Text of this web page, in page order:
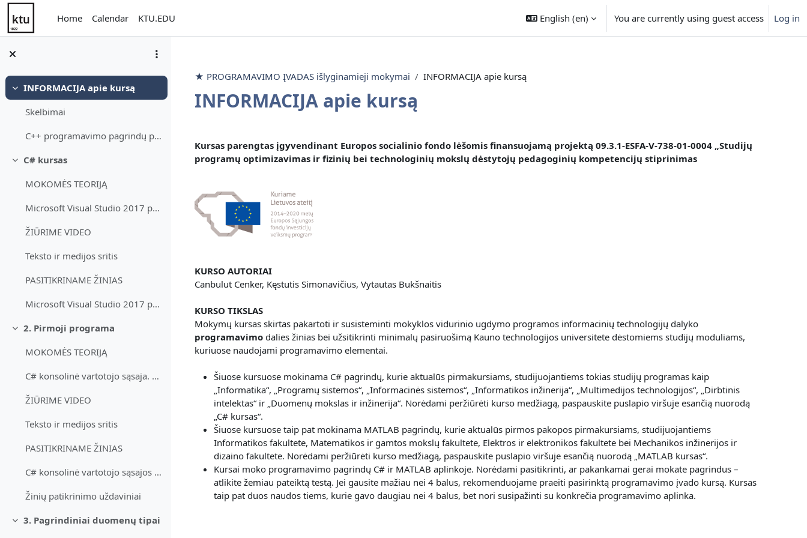
Skip to main content
Home
Calendar KTU.EDU English ‎(en)‎ You are currently using guest access Log in
Collapse
INFORMACIJA apie kursą
Skelbimai
C++ programavimo pagrindų patikrinimo testas
Collapse
C# kursas
MOKOMĖS TEORIJĄ
Microsoft Visual Studio 2017 programavimo aplinka
ŽIŪRIME VIDEO
Teksto ir medijos sritis
PASITIKRINAME ŽINIAS
Microsoft Visual Studio 2017 programavimo aplinkos testas
Collapse
2. Pirmoji programa
MOKOMĖS TEORIJĄ
C# konsolinė vartotojo sąsaja. Pirmoji programa
ŽIŪRIME VIDEO
Teksto ir medijos sritis
PASITIKRINAME ŽINIAS
C# konsolinė vartotojo sąsajos testas
Žinių patikrinimo uždaviniai
Collapse
3. Pagrindiniai duomenų tipai
★ PROGRAMAVIMO ĮVADAS išlyginamieji mokymai INFORMACIJA apie kursą
INFORMACIJA apie kursą
Section outline
Kursas parengtas įgyvendinant Europos socialinio fondo lėšomis finansuojamą projektą 09.3.1-ESFA-V-738-01-0004 „Studijų
programų optimizavimas ir fizinių bei technologinių mokslų dėstytojų pedagoginių kompetencijų stiprinimas
KURSO AUTORIAI
Canbulut Cenker, Kęstutis Simonavičius, Vytautas Bukšnaitis
KURSO TIKSLAS
Mokymų kursas skirtas pakartoti ir susisteminti mokyklos vidurinio ugdymo programos informacinių technologijų dalyko
programavimo dalies žinias bei užsitikrinti minimalų pasiruošimą Kauno technologijos universitete dėstomiems studijų moduliams,
kuriuose naudojami programavimo elementai.
Šiuose kursuose mokinama C# pagrindų, kurie aktualūs pirmakursiams, studijuojantiems tokias studijų programas kaip
„Informatika“, „Programų sistemos“, „Informacinės sistemos“, „Informatikos inžinerija“, „Multimedijos technologijos“, „Dirbtinis
intelektas“ ir „Duomenų mokslas ir inžinerija“. Norėdami peržiūrėti kurso medžiagą, paspauskite puslapio viršuje esančią nuorodą
„C# kursas“.
Šiuose kursuose taip pat mokinama MATLAB pagrindų, kurie aktualūs pirmos pakopos pirmakursiams, studijuojantiems
Informatikos fakultete, Matematikos ir gamtos mokslų fakultete, Elektros ir elektronikos fakultete bei Mechanikos inžinerijos ir
dizaino fakultete. Norėdami peržiūrėti kurso medžiagą, paspauskite puslapio viršuje esančią nuorodą „MATLAB kursas“.
Kursai moko programavimo pagrindų C# ir MATLAB aplinkoje. Norėdami pasitikrinti, ar pakankamai gerai mokate pagrindus –
atlikite žemiau pateiktą testą. Jei gausite mažiau nei 4 balus, rekomenduojame praeiti pasirinktą programavimo įvado kursą. Kursas
taip pat duos naudos tiems, kurie gavo daugiau nei 4 balus, bet nori susipažinti su konkrečia programavimo aplinka.